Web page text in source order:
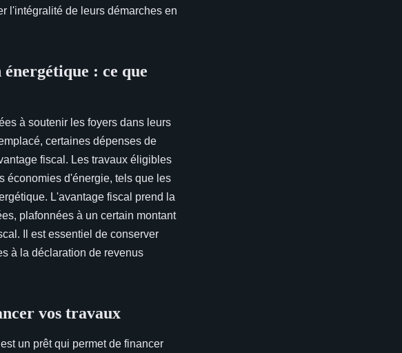
l'intégralité de leurs démarches en
: ce que
à soutenir les foyers dans leurs
certaines dépenses de
fiscal. Les travaux éligibles
économies d'énergie, tels que les
L'avantage fiscal prend la
plafonnées à un certain montant
Il est essentiel de conserver
à la déclaration de revenus
vos travaux
est un prêt qui permet de financer